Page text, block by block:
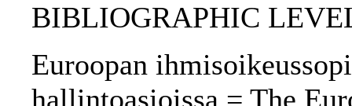
BIBLIOGRAPHIC
Euroopan
hallintoasioissa = The